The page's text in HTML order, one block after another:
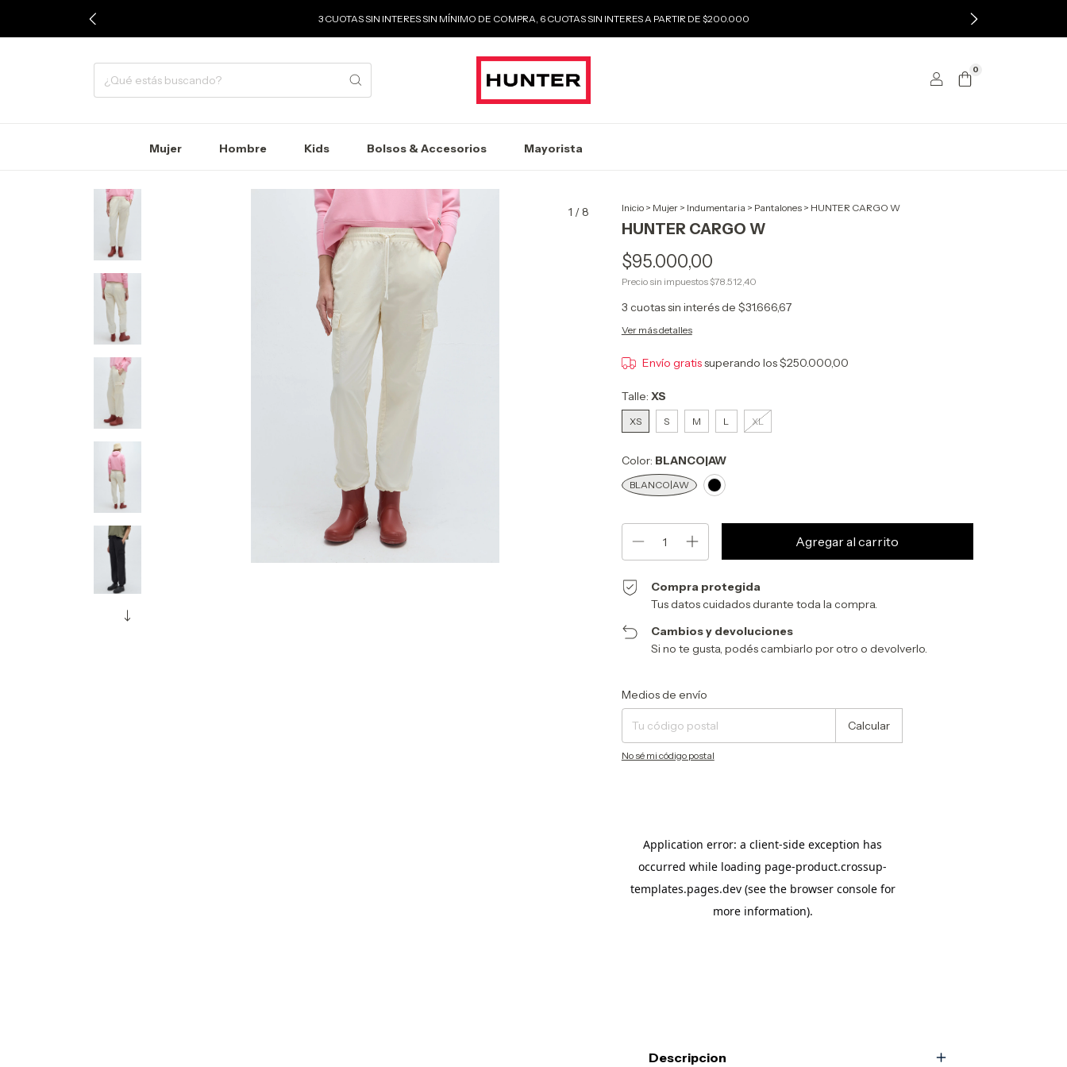
3 CUOTAS SIN INTERES SIN MÍNIMO DE COMPRA, 6 CUOTAS SIN INTERES A PARTIR DE $200.000
0
Mujer Hombre Kids Bolsos & Accesorios Mayorista
1 /8 Inicio > Mujer > Indumentaria > Pantalones > HUNTER CARGO W
HUNTER CARGO W
$95.000,00
Precio sin impuestos $78.512,40
3 cuotas sin interés de $31.666,67
Ver más detalles
Envío gratissuperando los$250.000,00
Talle: XS
XS S M L XL
Color: BLANCO|AW
BLANCO|AW
Compra protegida
Tus datos cuidados durante toda la compra.
Cambios y devoluciones
Si no te gusta, podés cambiarlo por otro o devolverlo.
Entregas para el CP:
Medios de envío
Calcular
No sé mi código postal
Descripcion